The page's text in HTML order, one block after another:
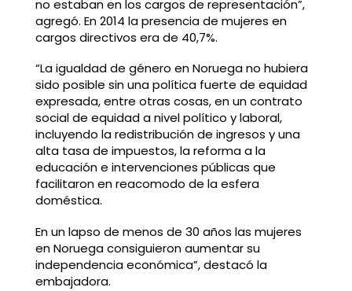
no estaban en los cargos de representación”,
agregó. En 2014 la presencia de mujeres en
cargos directivos era de 40,7%.
“La igualdad de género en Noruega no hubiera
sido posible sin una política fuerte de equidad
expresada, entre otras cosas, en un contrato
social de equidad a nivel político y laboral,
incluyendo la redistribución de ingresos y una
alta tasa de impuestos, la reforma a la
educación e intervenciones públicas que
facilitaron en reacomodo de la esfera
doméstica.
En un lapso de menos de 30 años las mujeres
en Noruega consiguieron aumentar su
independencia económica”, destacó la
embajadora.